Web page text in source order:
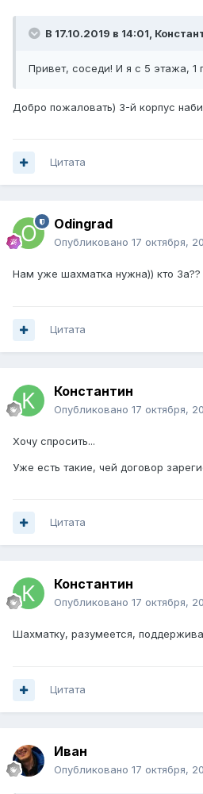
В 17.10.2019 в 14:01,
Привет, соседи! И я с 5 этажа, 1
Добро пожаловать) 3-й корпус
Цитата
Odingrad
Опубликовано 17 октября,
Нам уже шахматка нужна)) кто За??
Цитата
Константин
Опубликовано 17 октября,
Хочу спросить...
Уже есть такие, чей договор
Цитата
Константин
Опубликовано 17 октября,
Шахматку, разумеется,
Цитата
Иван
Опубликовано 17 октября,